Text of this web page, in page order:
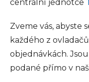
centrální jednotce
Zveme vás, abyste
každého z
objednávkách.
podané přímo v